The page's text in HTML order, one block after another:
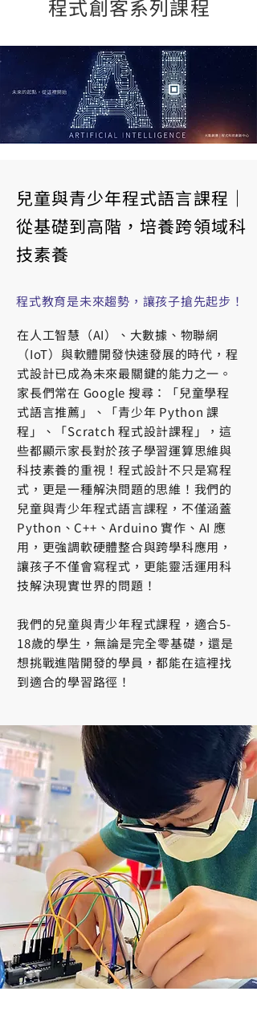
程式創客系列課程
兒童與青少年程式語言課程｜
從基礎到高階，培養跨領域科
技素養
程式教育是未來趨勢，讓孩子搶先起步！
在人工智慧（AI）、大數據、物聯網
（IoT）與軟體開發快速發展的時代，程
式設計已成為未來最關鍵的能力之一。
家長們常在 Google 搜尋：「兒童學程
式語言推薦」、「青少年 Python 課
程」、「Scratch 程式設計課程」，這
些都顯示家長對於孩子學習運算思維與
科技素養的重視！程式設計不只是寫程
式，更是一種解決問題的思維！我們的
兒童與青少年程式語言課程，不僅涵蓋
Python、C++、Arduino 實作、AI 應
用，更強調軟硬體整合與跨學科應用，
讓孩子不僅會寫程式，更能靈活運用科
技解決現實世界的問題！
我們的兒童與青少年程式課程，適合5-
18歲的學生，無論是完全零基礎，還是
想挑戰進階開發的學員，都能在這裡找
到適合的學習路徑！